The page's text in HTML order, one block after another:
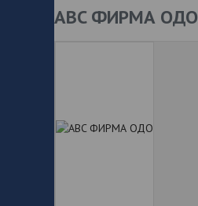
ABC ФИРМА ОДО